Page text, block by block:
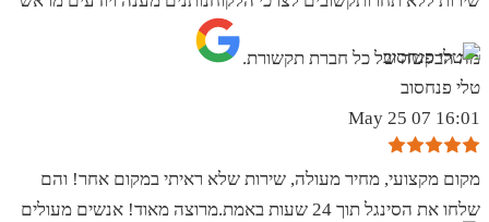
מה הבקשה של כל חברת תקשורת.
טלי פנחסוב
16:01 07 May 25
מקום מקצועי, מחיר מעולה, שירות שלא ראיתי במקום אחר! והם
שלחו את הסינגל תוך 24 שעות באמת.מרוצה מאוד! אנשים מעולים